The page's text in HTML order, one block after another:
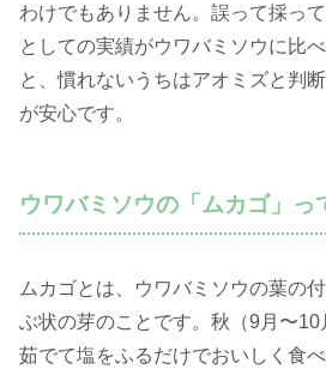
わけでもありません。誤って採っ
としての実績がウワバミソウに比
と、慣れないうちはアオミズと判
が安心です。
ウワバミソウの「ムカゴ」っ
ムカゴとは、ウワバミソウの葉の
ぶ状の芽のことです。秋（9月〜10
茹でて塩をふるだけでおいしく食